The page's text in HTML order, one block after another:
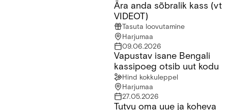
Ära anda sõbralik kass (vt VIDEOT)Ära anda sõbralik kass (vt
VIDEOT)
Tasuta loovutamine
Harjumaa
09.06.2026
Vapustav isane Bengali kassipoeg otsib uut kodu
Vapustav isane Bengali
kassipoeg otsib uut kodu
Hind kokkuleppel
Harjumaa
27.05.2026
Tutvu oma uue ja koheva parima sõbraga!Tutvu oma uue ja koheva